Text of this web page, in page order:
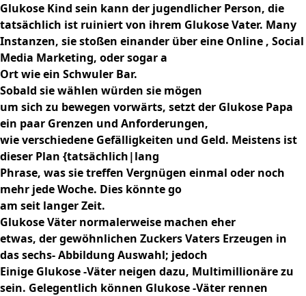
Glukose Kind sein kann der jugendlicher Person, die
tatsächlich ist ruiniert von ihrem Glukose Vater. Many
Instanzen, sie stoßen einander über eine Online , Social
Media Marketing, oder sogar a
Ort wie ein Schwuler Bar.
Sobald sie wählen würden sie mögen
um sich zu bewegen vorwärts, setzt der Glukose Papa
ein paar Grenzen und Anforderungen,
wie verschiedene Gefälligkeiten und Geld. Meistens ist
dieser Plan {tatsächlich|lang
Phrase, was sie treffen Vergnügen einmal oder noch
mehr jede Woche. Dies könnte go
am seit langer Zeit.
Glukose Väter normalerweise machen eher
etwas, der gewöhnlichen Zuckers Vaters Erzeugen in
das sechs- Abbildung Auswahl; jedoch
Einige Glukose -Väter neigen dazu, Multimillionäre zu
sein. Gelegentlich können Glukose -Väter rennen